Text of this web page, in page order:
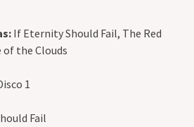
If Eternity Should Fail, The Red
of the Clouds
1
Fail